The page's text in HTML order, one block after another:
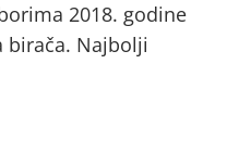
2018. godine
birača. Najbolji